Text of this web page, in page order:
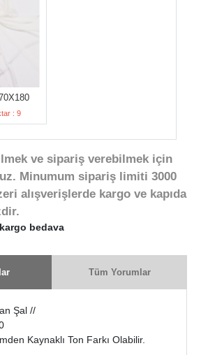
: 9
ve sipariş verebilmek için
Minumum sipariş limiti 3000
alışverişlerde kargo ve kapıda
bedava
Tüm Yorumlar
Şal //
Kaynaklı Ton Farkı Olabilir.